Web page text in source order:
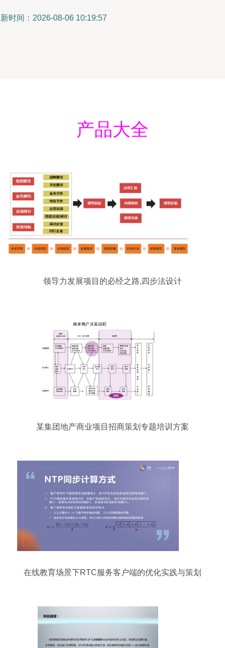
时间：2026-08-06 10:19:57
产品大全
领导力发展项目的必经之路,四步法设计
某集团地产商业项目招商策划专题培训方案
在线教育场景下RTC服务客户端的优化实践与策划